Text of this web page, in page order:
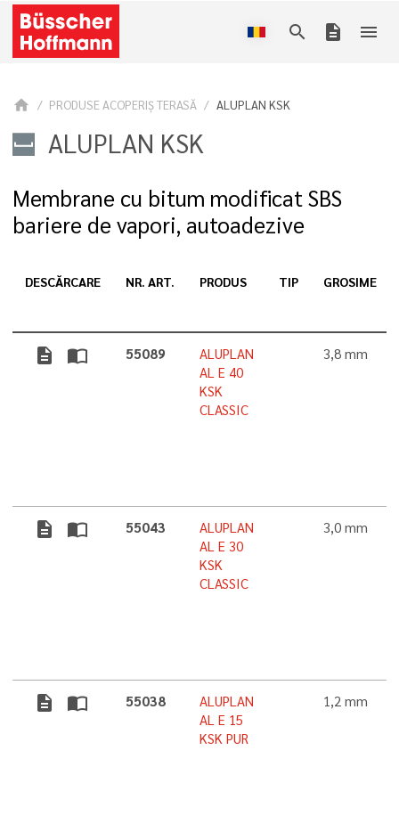
search description menu
home PRODUSE ACOPERIŞ TERASĂ ALUPLAN KSK
ALUPLAN KSK
Membrane cu bitum modificat SBS
bariere de vapori, autoadezive
DESCĂRCARE NR. ART. PRODUS TIP GROSIME
description import_contacts 55089
ALUPLAN
AL E 40
KSK
CLASSIC
3,8 mm
description import_contacts 55043
ALUPLAN
AL E 30
KSK
CLASSIC
3,0 mm
description import_contacts 55038
ALUPLAN
AL E 15
KSK PUR
1,2 mm